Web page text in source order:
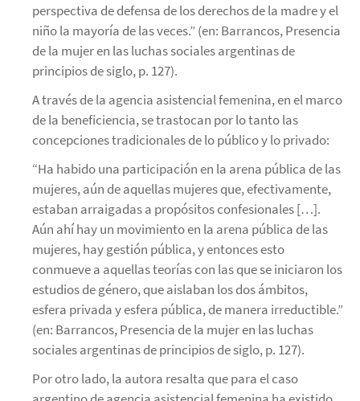
perspectiva de defensa de los derechos de la madre y el
niño la mayoría de las veces.” (en: Barrancos, Presencia
de la mujer en las luchas sociales argentinas de
principios de siglo, p. 127).
A través de la agencia asistencial femenina, en el marco
de la beneficiencia, se trastocan por lo tanto las
concepciones tradicionales de lo público y lo privado:
“Ha habido una participación en la arena pública de las
mujeres, aún de aquellas mujeres que, efectivamente,
estaban arraigadas a propósitos confesionales […].
Aún ahí hay un movimiento en la arena pública de las
mujeres, hay gestión pública, y entonces esto
conmueve a aquellas teorías con las que se iniciaron los
estudios de género, que aislaban los dos ámbitos,
esfera privada y esfera pública, de manera irreductible.”
(en: Barrancos, Presencia de la mujer en las luchas
sociales argentinas de principios de siglo, p. 127).
Por otro lado, la autora resalta que para el caso